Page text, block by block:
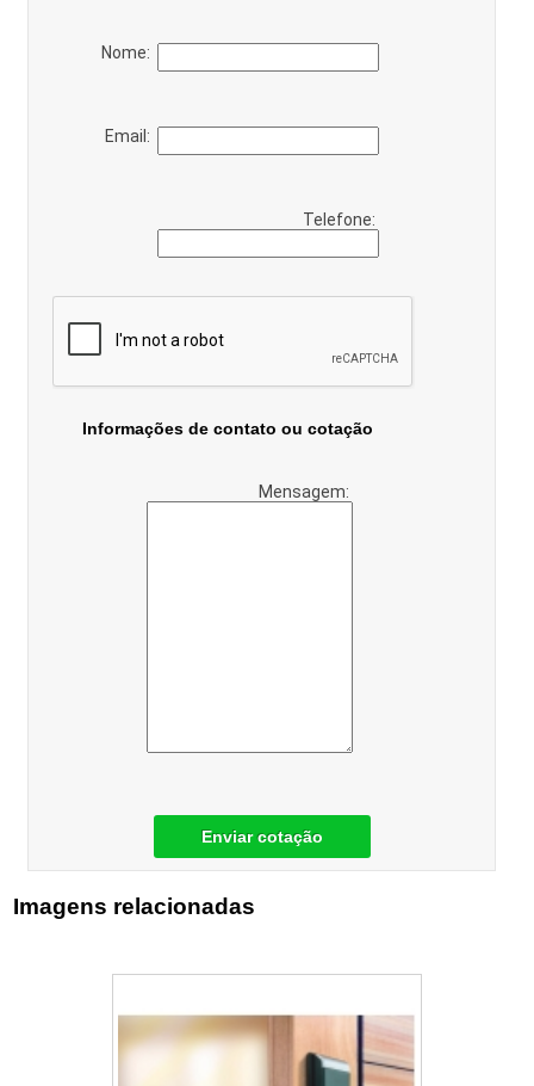
Nome:
Email:
Telefone:
Informações de contato ou cotação
Mensagem:
Enviar cotação
Imagens relacionadas